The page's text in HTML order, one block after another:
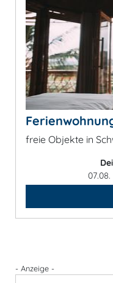
freie Objekte in
07.08.
- Anzeige -